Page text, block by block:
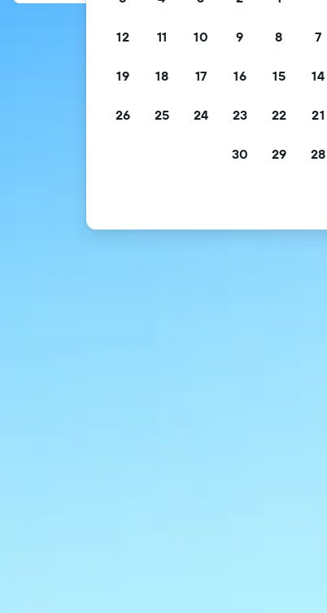
7
8
9
10
11
12
14
15
16
17
18
19
21
22
23
24
25
26
28
29
30